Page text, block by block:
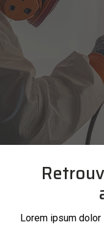
Lorem ipsum